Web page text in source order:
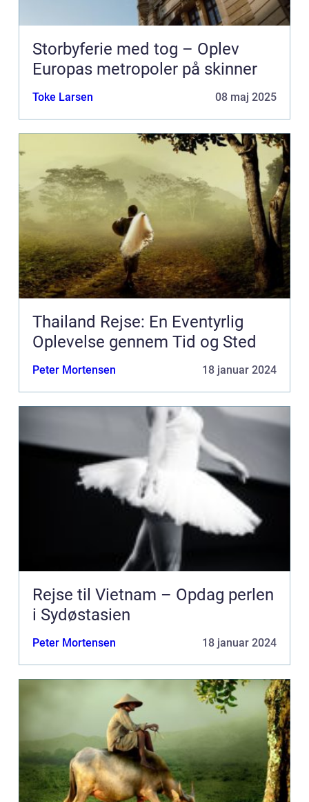
Storbyferie med tog – Oplev
Europas metropoler på skinner
Toke Larsen 08 maj 2025
Thailand Rejse: En Eventyrlig
Oplevelse gennem Tid og Sted
Peter Mortensen 18 januar 2024
Rejse til Vietnam – Opdag perlen
i Sydøstasien
Peter Mortensen 18 januar 2024